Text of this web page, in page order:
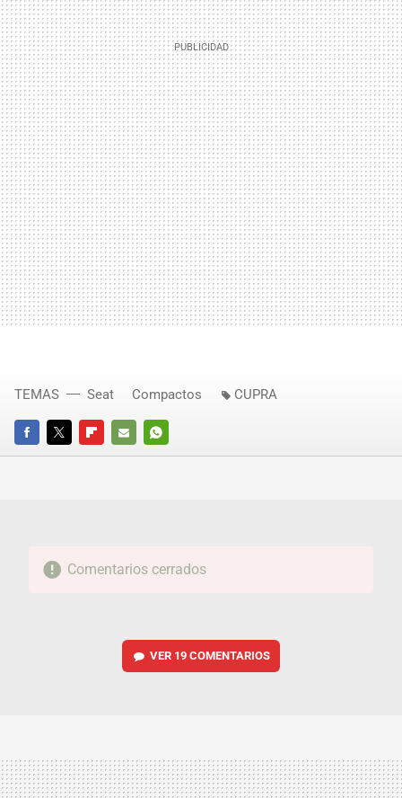
FACEBOOKTWITTERFLIPBOARD
E-
WHATSAPP
TEMAS Seat Compactos CUPRA
Comentarios cerrados
VER 19 COMENTARIOS